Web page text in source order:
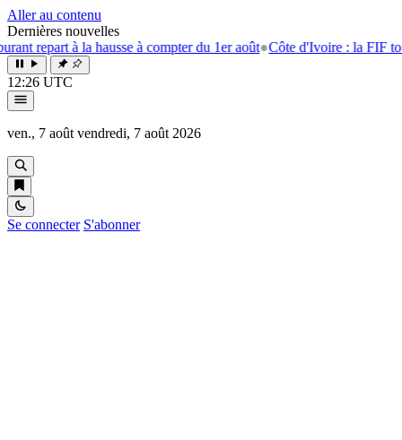
Aller au contenu
Dernières nouvelles
à la hausse à compter du 1er août●Côte d'Ivoire : la FIF tourne la
12:26 UTC
ven., 7 août vendredi, 7 août 2026
Se connecter S'abonner